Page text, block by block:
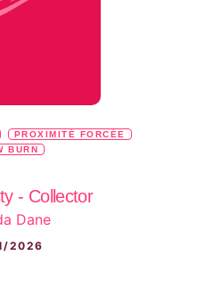
PROXIMITÉ FORCÉE
BURN
- Collector
Dane
2026